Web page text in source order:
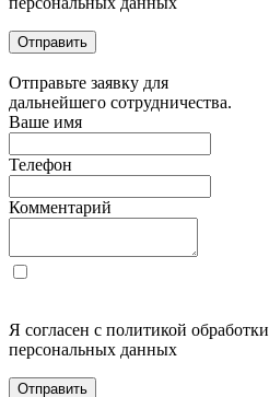
Отправить
Отправьте заявку для
дальнейшего сотрудничества.
Ваше имя
Телефон
Комментарий
Я согласен с политикой обработки
персональных данных
Отправить